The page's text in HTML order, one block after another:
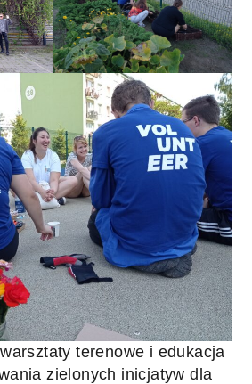
terenowe i edukacja
zielonych inicjatyw dla